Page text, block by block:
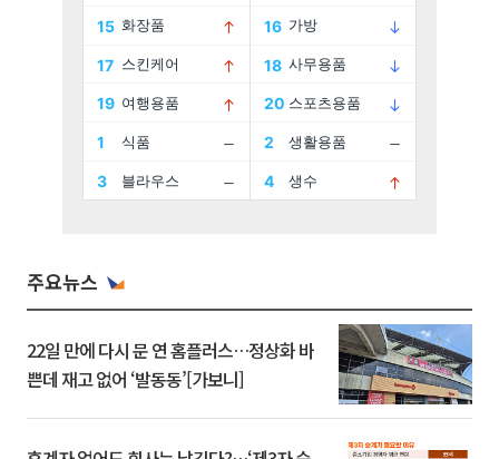
주요뉴스
22일 만에 다시 문 연 홈플러스…정상화 바
쁜데 재고 없어 ‘발동동’[가보니]